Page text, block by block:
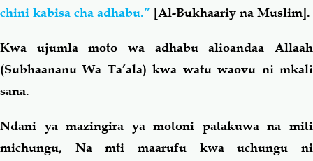
chini kabisa cha adhabu.” [Al-Bukhaariy na Muslim].
Kwa ujumla moto wa adhabu alioandaa Allaah
(Subhaananu Wa Ta’ala) kwa watu waovu ni mkali
sana.
Ndani ya mazingira ya motoni patakuwa na miti
michungu, Na mti maarufu kwa uchungu ni